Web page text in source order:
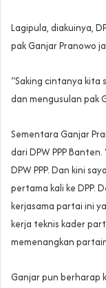
Lagipula, diakuinya,
pak Ganjar Pranowo
“Saking cintanya kita
dan mengusulan pak
Sementara Ganjar
dari DPW PPP
DPW PPP. Dan kini
pertama kali ke DPP.
kerjasama partai ini
kerja teknis kader
memenangkan
Ganjar pun berharap